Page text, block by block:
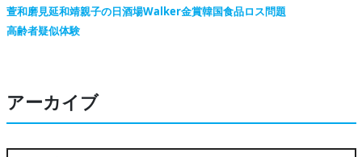
萱和磨見延和靖親子の日酒場Walker金賞韓国食品ロス問題
高齢者疑似体験
アーカイブ